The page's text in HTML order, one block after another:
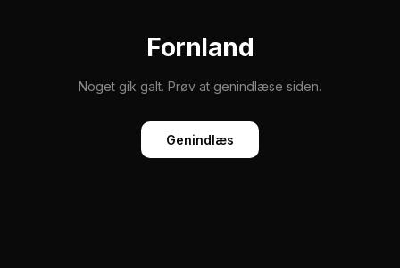
Fornland
Noget gik galt. Prøv at genindlæse siden.
Genindlæs